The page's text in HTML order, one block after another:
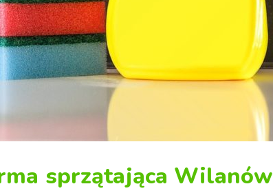
sprzątająca Wilanów